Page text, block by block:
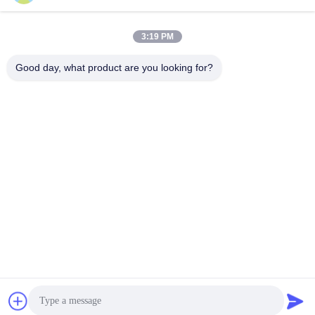
sales@perfectlaser.net
3:19 PM
Good day, what product are you looking for?